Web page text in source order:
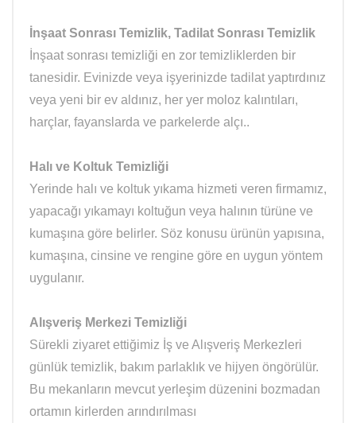
İnşaat Sonrası Temizlik, Tadilat Sonrası Temizlik
İnşaat sonrası temizliği en zor temizliklerden bir
tanesidir. Evinizde veya işyerinizde tadilat yaptırdınız
veya yeni bir ev aldınız, her yer moloz kalıntıları,
harçlar, fayanslarda ve parkelerde alçı..
Halı ve Koltuk Temizliği
Yerinde halı ve koltuk yıkama hizmeti veren firmamız,
yapacağı yıkamayı koltuğun veya halının türüne ve
kumaşına göre belirler. Söz konusu ürünün yapısına,
kumaşına, cinsine ve rengine göre en uygun yöntem
uygulanır.
Alışveriş Merkezi Temizliği
Sürekli ziyaret ettiğimiz İş ve Alışveriş Merkezleri
günlük temizlik, bakım parlaklık ve hijyen öngörülür.
Bu mekanların mevcut yerleşim düzenini bozmadan
ortamın kirlerden arındırılması